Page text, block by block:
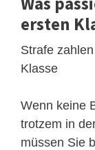
ersten
Strafe
Klasse
Wenn keine
trotzem in
müssen Sie